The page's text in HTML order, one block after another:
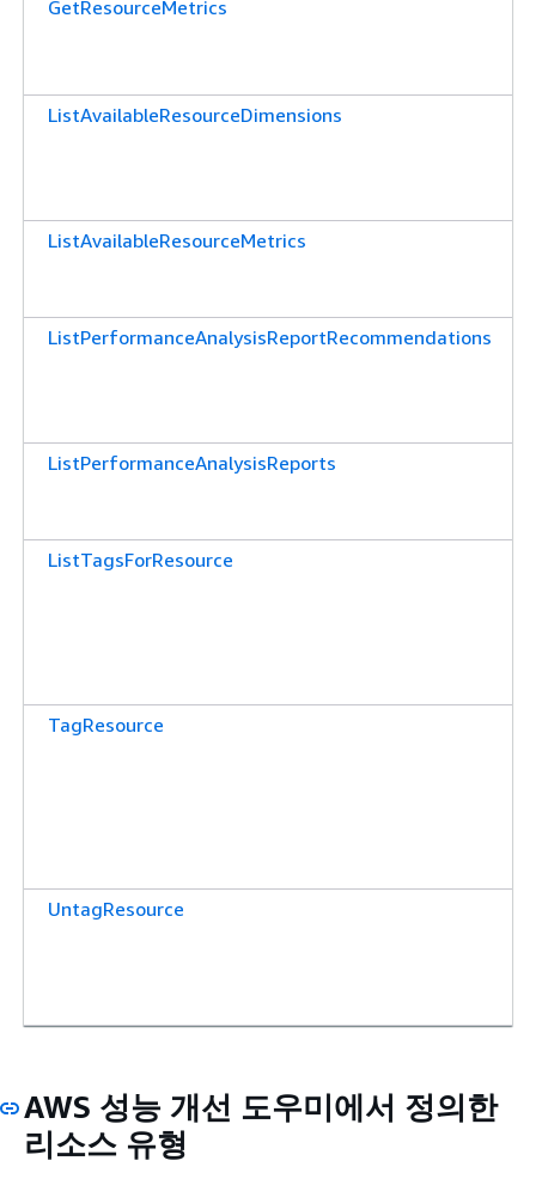
GetResourceMetrics
ListAvailableResourceDimensions
ListAvailableResourceMetrics
ListPerformanceAnalysisReportRecommendations
ListPerformanceAnalysisReports
ListTagsForResource
TagResource
UntagResource
AWS 성능 개선 도우미에서 정의한
리소스 유형